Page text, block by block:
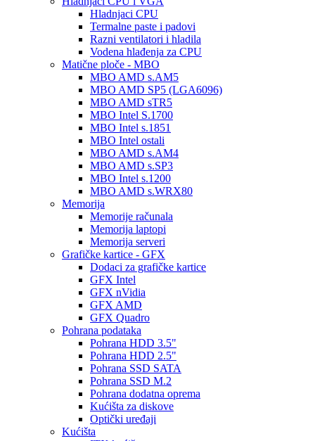
Hladnjaci CPU
Termalne paste i padovi
Razni ventilatori i hladila
Vodena hlađenja za CPU
Matične ploče - MBO
MBO AMD s.AM5
MBO AMD SP5 (LGA6096)
MBO AMD sTR5
MBO Intel S.1700
MBO Intel s.1851
MBO Intel ostali
MBO AMD s.AM4
MBO AMD s.SP3
MBO Intel s.1200
MBO AMD s.WRX80
Memorija
Memorije računala
Memorija laptopi
Memorija serveri
Grafičke kartice - GFX
Dodaci za grafičke kartice
GFX Intel
GFX nVidia
GFX AMD
GFX Quadro
Pohrana podataka
Pohrana HDD 3.5"
Pohrana HDD 2.5"
Pohrana SSD SATA
Pohrana SSD M.2
Pohrana dodatna oprema
Kućišta za diskove
Optički uređaji
Kućišta